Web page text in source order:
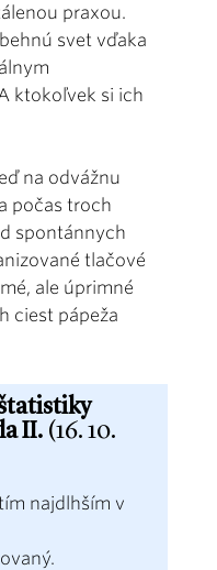
praxou.
svet vďaka
ktokoľvek si ich
na odvážnu
počas troch
spontánnych
tlačové
ale úprimné
ciest pápeža
II. (16. 10.
najdlhším v